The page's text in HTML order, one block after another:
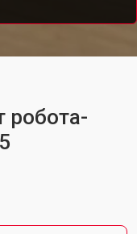
робота-